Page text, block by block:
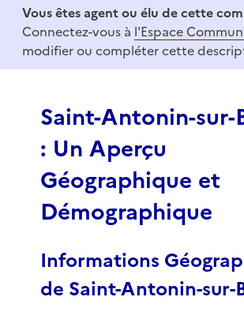
f
Vous êtes agent ou élu de cette
Connectez-vous à l'Espace
modifier ou compléter cette
Saint-Antonin-sur-
: Un Aperçu
Géographique et
Démographique
Informations
de Saint-Antonin-sur-